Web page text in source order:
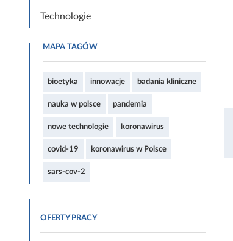
Technologie
MAPA TAGÓW
bioetyka innowacje badania kliniczne
nauka w polsce pandemia
nowe technologie koronawirus
covid-19 koronawirus w Polsce
sars-cov-2
OFERTY PRACY